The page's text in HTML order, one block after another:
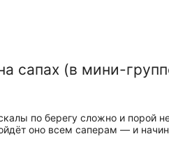
сапах (в мини-
по берегу сложно и порой
оно всем саперам — и